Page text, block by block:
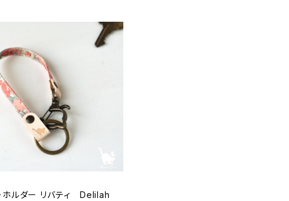
ホルダー リバティ Delilah